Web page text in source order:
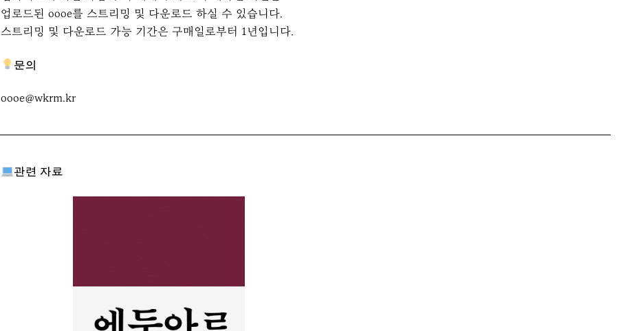
업로드된 oooe를 스트리밍 및 다운로드 하실 수 있습니다.
스트리밍 및 다운로드 가능 기간은 구매일로부터 1년입니다.
문의
oooe@wkrm.kr
관련 자료